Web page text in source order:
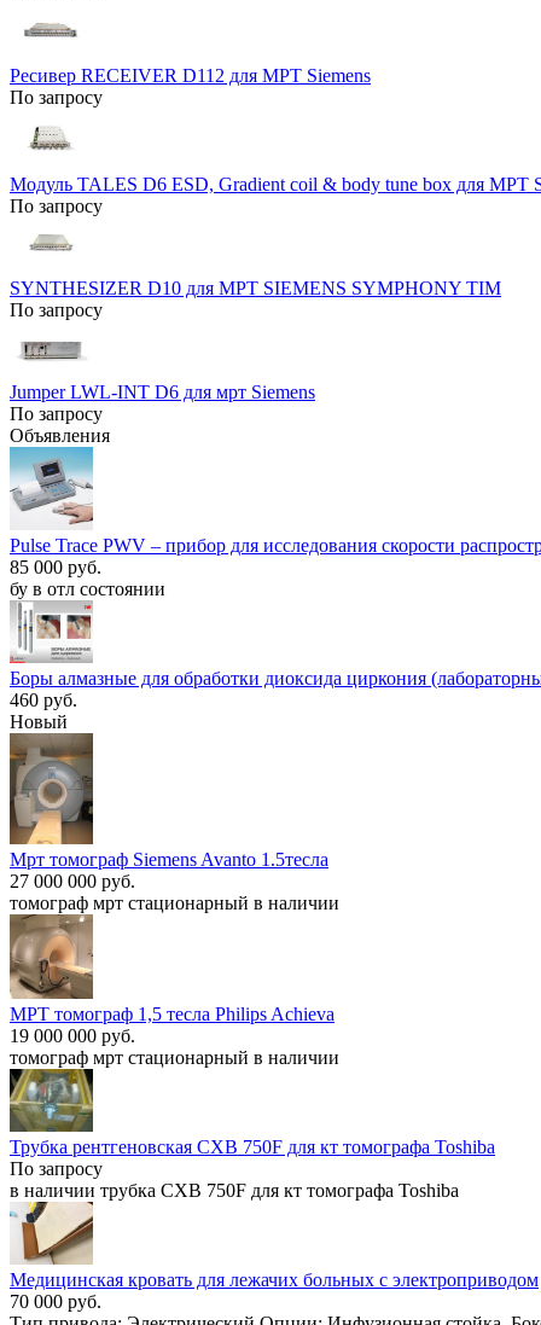
Ресивер RECEIVER D112 для МРТ Siemens
По запросу
Модуль TALES D6 ESD, Gradient coil & body tune box для МРТ
По запросу
SYNTHESIZER D10 для МРТ SIEMENS SYMPHONY TIM
По запросу
Jumper LWL-INT D6 для мрт Siemens
По запросу
Объявления
Pulse Trace PWV – прибор для исследования скорости
85 000 руб.
бу в отл состоянии
Боры алмазные для обработки диоксида циркония
460 руб.
Новый
Мрт томограф Siemens Avanto 1.5тесла
27 000 000 руб.
томограф мрт стационарный в наличии
МРТ томограф 1,5 тесла Philips Achieva
19 000 000 руб.
томограф мрт стационарный в наличии
Трубка рентгеновская CXB 750F для кт томографа Toshiba
По запросу
в наличии трубка CXB 750F для кт томографа Toshiba
Медицинская кровать для лежачих больных с электроприводом
70 000 руб.